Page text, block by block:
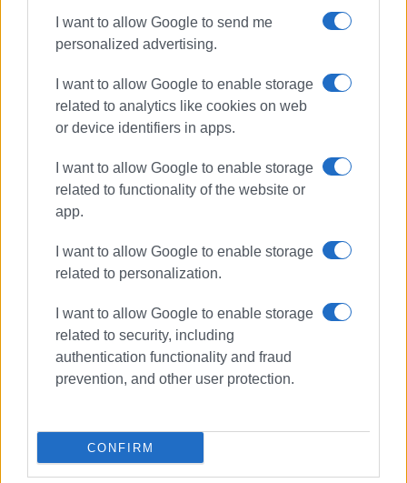
I want to allow Google to send me
personalized advertising.
I want to allow Google to enable storage
related to analytics like cookies on web
or device identifiers in apps.
I want to allow Google to enable storage
related to functionality of the website or
app.
I want to allow Google to enable storage
related to personalization.
I want to allow Google to enable storage
related to security, including
authentication functionality and fraud
prevention, and other user protection.
CONFIRM
Συνδρομητές στο e-paper